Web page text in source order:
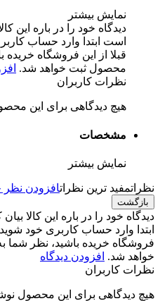
نمایش بیشتر
دیدگاه خود را در باره این
است ابتدا وارد حساب
قبلا از این فروشگاه
محصول ثبت خواهد شد.
نظرات کاربران
هیچ دیدگاهی برای این
مشخصات
نمایش بیشتر
نظراتمفید ترین نظراتافزودن نظر
بازگشت
دیدگاه خود را در باره این کالا بیان
ابتدا وارد حساب کاربری خود
فروشگاه خریده باشید، نظر
خواهد شد. افزودن دیدگاه
نظرات کاربران
هیچ دیدگاهی برای این محصول